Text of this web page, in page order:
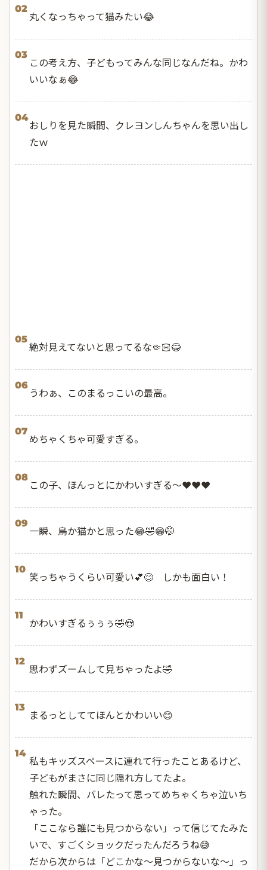
02
丸くなっちゃって猫みたい😂
03
この考え方、子どもってみんな同じなんだね。かわ
いいなぁ😂
04
おしりを見た瞬間、クレヨンしんちゃんを思い出し
たｗ
05
絶対見えてないと思ってるな🤏🏻😂
06
うわぁ、このまるっこいの最高。
07
めちゃくちゃ可愛すぎる。
08
この子、ほんっとにかわいすぎる〜❤️❤️❤️
09
一瞬、鳥か猫かと思った😂🤣😁🤭
10
笑っちゃうくらい可愛い💕😊 しかも面白い！
11
かわいすぎるぅぅぅ🤣😍
12
思わずズームして見ちゃったよ🤣
13
まるっとしててほんとかわいい😊
14
私もキッズスペースに連れて行ったことあるけど、
子どもがまさに同じ隠れ方してたよ。
触れた瞬間、バレたって思ってめちゃくちゃ泣いち
ゃった。
「ここなら誰にも見つからない」って信じてたみた
いで、すごくショックだったんだろうね😅
だから次からは「どこかな～見つからないな～」っ